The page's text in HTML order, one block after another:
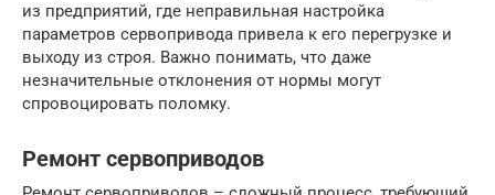
из предприятий, где неправильная настройка
параметров сервопривода привела к его перегрузке и
выходу из строя. Важно понимать, что даже
незначительные отклонения от нормы могут
спровоцировать поломку.
Ремонт сервоприводов